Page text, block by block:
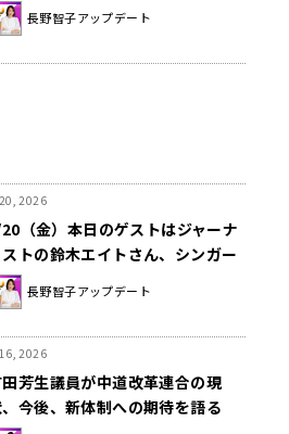
長野智子アップデート
2026
（金）本日のゲストはジャーナ
ストの鈴木エイトさん、シンガー
グライターのダイヤモンド☆ユ
さんでした！！
長野智子アップデート
2026
芳生議員が中道改革連合の現
今後、新体制への期待を語る